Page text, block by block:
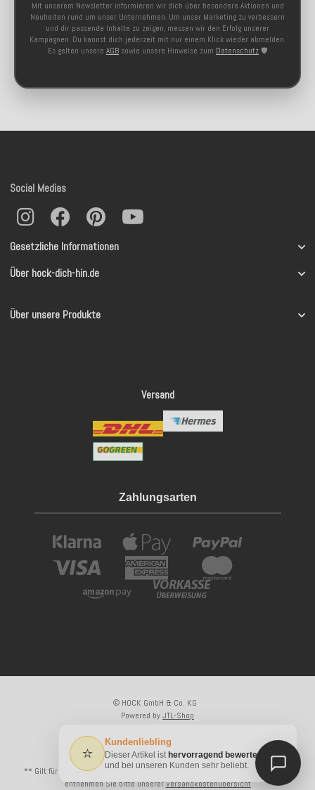
Mit unserem Newsletter informieren wir dich über besondere Aktionen und
Neuheiten rund um unser Unternehmen. Um unser Marketing zu verbessern
und dir passende Inhalte zu zeigen, messen wir den Erfolg unserer
Kampagnen. Du kannst dich jederzeit mit nur einem Klick wieder abmelden.
Es gelten unsere AGB sowie unsere Hinweise zum Datenschutz 🛡️
Gesetzliche Informationen
Über hock-dich-hin.de
Über unsere Produkte
Social Medias
Versand
Zahlungsarten
© HOCK GmbH & Co. KG
Powered byJTL-Shop
* Alle Preise inkl. gesetzlicher USt., zzgl.Versand
** Gilt für Lieferungen innerhalb Deutschlands, Lieferzeiten für andere Länder
entnehmen Sie bitte unsererVersandkostenübersicht
⭐
Kundenliebling
Dieser Artikel ist hervorragend bewertet
und bei unseren Kunden sehr beliebt.
×